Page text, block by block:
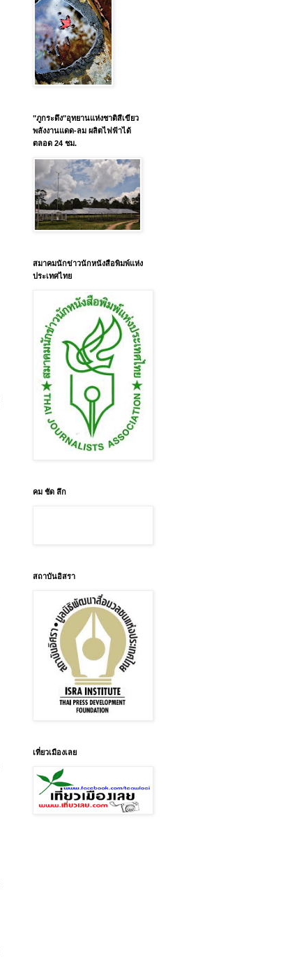
"ภูกระดึง"อุทยานแห่งชาติสีเขียว
พลังงานแดด-ลม ผลิตไฟฟ้าได้
ตลอด 24 ชม.
สมาคมนักข่าวนักหนังสือพิมพ์แห่ง
ประเทศไทย
คม ชัด ลึก
สถาบันอิสรา
เที่ยวเมืองเลย